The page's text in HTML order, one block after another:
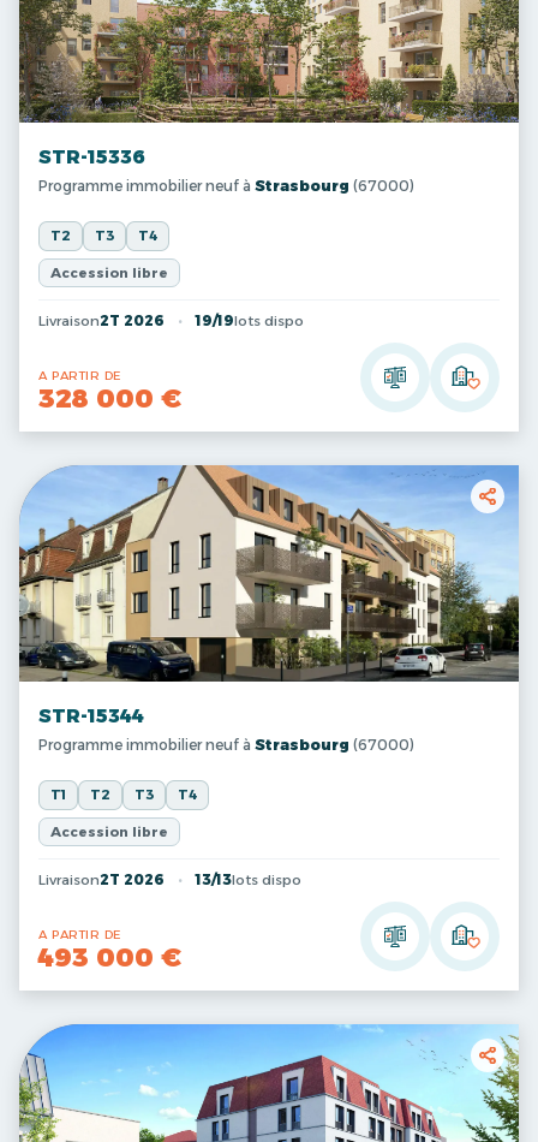
STR-15336
Programme immobilier neuf à Strasbourg (67000)
T2 T3 T4
Accession libre
Livraison2T 2026 19/19lots dispo
A PARTIR DE
328 000 €
STR-15344
Programme immobilier neuf à Strasbourg (67000)
T1 T2 T3 T4
Accession libre
Livraison2T 2026 13/13lots dispo
A PARTIR DE
493 000 €